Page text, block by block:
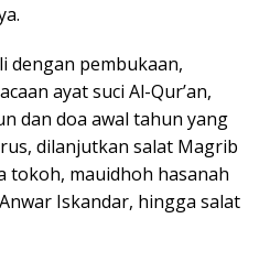
dengan pembukaan,
ayat suci Al-Qur’an,
dan doa awal tahun yang
dilanjutkan salat Magrib
tokoh, mauidhoh hasanah
Iskandar, hingga salat